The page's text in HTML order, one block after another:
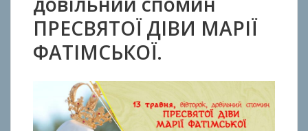
ПРЕСВЯТОЇ ДІВИ МАРІЇ
ФАТІМСЬКОЇ.